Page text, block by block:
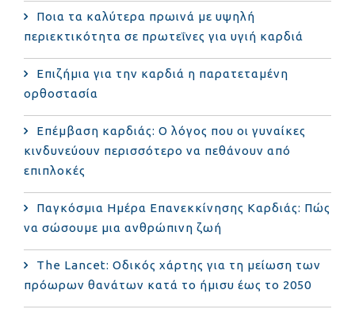
Ποια τα καλύτερα πρωινά με υψηλή
περιεκτικότητα σε πρωτεΐνες για υγιή καρδιά
Επιζήμια για την καρδιά η παρατεταμένη
ορθοστασία
Επέμβαση καρδιάς: Ο λόγος που οι γυναίκες
κινδυνεύουν περισσότερο να πεθάνουν από
επιπλοκές
Παγκόσμια Ημέρα Επανεκκίνησης Καρδιάς: Πώς
να σώσουμε μια ανθρώπινη ζωή
The Lancet: Οδικός χάρτης για τη μείωση των
πρόωρων θανάτων κατά το ήμισυ έως το 2050